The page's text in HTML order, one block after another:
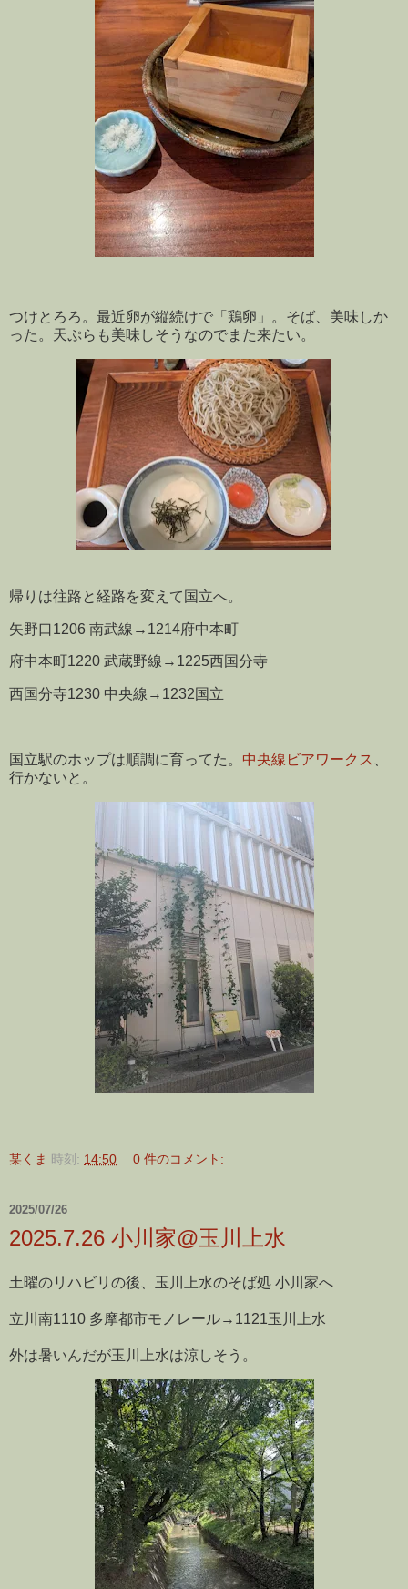
つけとろろ。最近卵が縦続けで「鶏卵」。そば、美味しか
った。天ぷらも美味しそうなのでまた来たい。
帰りは往路と経路を変えて国立へ。
矢野口1206 南武線→1214府中本町
府中本町1220 武蔵野線→1225西国分寺
西国分寺1230 中央線→1232国立
国立駅のホップは順調に育ってた。 中央線ビアワークス
行かないと。
某くま 時刻: 14:50 0 件のコメント:
2025/07/26
2025.7.26 小川家@玉川上水
土曜のリハビリの後、玉川上水のそば処 小川家へ
立川南1110 多摩都市モノレール→1121玉川上水
外は暑いんだが玉川上水は涼しそう。